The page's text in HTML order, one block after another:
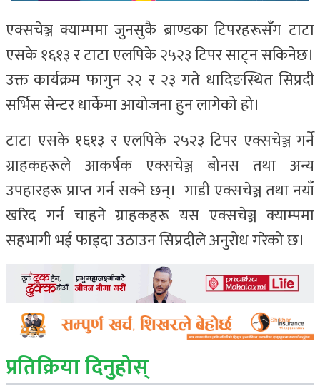
एक्सचेञ्ज क्याम्पमा जुनसुकै ब्राण्डका टिपरहरूसँग टाटा
एसके १६१३ र टाटा एलपिके २५२३ टिपर साट्न सकिनेछ।
उक्त कार्यक्रम फागुन २२ र २३ गते धादिङस्थित सिप्रदी
सर्भिस सेन्टर धार्केमा आयोजना हुन लागेको हो।
टाटा एसके १६१३ र एलपिके २५२३ टिपर एक्सचेञ्ज गर्ने
ग्राहकहरूले आकर्षक एक्सचेञ्ज बोनस तथा अन्य
उपहारहरू प्राप्त गर्न सक्ने छन्। गाडी एक्सचेञ्ज तथा नयाँ
खरिद गर्न चाहने ग्राहकहरू यस एक्सचेञ्ज क्याम्पमा
सहभागी भई फाइदा उठाउन सिप्रदीले अनुरोध गरेको छ।
प्रतिक्रिया दिनुहोस्